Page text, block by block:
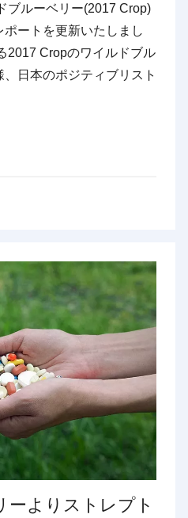
p
ブルーベリー(2017 Crop)
ートを更新いたしまし
2017 Cropのワイルドブル
日本のポジティブリスト
ーよりストレプト